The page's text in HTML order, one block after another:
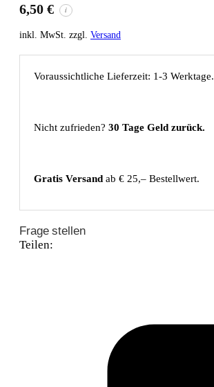
6,50 € i
inkl. MwSt. zzgl. Versand
Voraussichtliche Lieferzeit: 1-3 Werktage.
Nicht zufrieden? 30 Tage Geld zurück.
Gratis Versand ab € 25,– Bestellwert.
Frage stellen
Teilen: